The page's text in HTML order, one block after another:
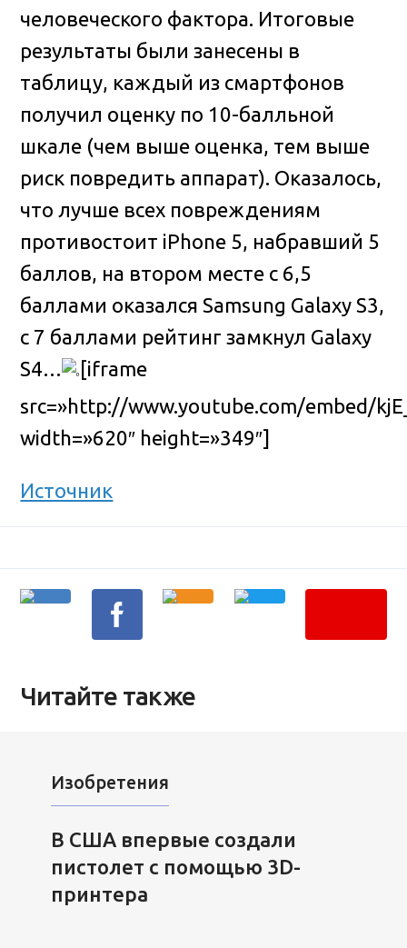
человеческого фактора. Итоговые
результаты были занесены в
таблицу, каждый из смартфонов
получил оценку по 10-балльной
шкале (чем выше оценка, тем выше
риск повредить аппарат). Оказалось,
что лучше всех повреждениям
противостоит iPhone 5, набравший 5
баллов, на втором месте с 6,5
баллами оказался Samsung Galaxy S3,
с 7 баллами рейтинг замкнул Galaxy
S4…
[iframe
src=»http://www.youtube.com/embed/
width=»620″ height=»349″]
Источник
Читайте также
Изобретения
В США впервые создали
пистолет с помощью 3D-
принтера